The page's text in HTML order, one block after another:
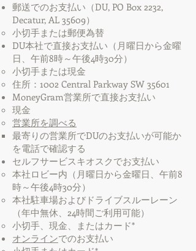
郵送でのお支払い（DU, PO Box 2232,
Decatur, AL 35609）
小切手または郵便為替
DU本社で直接お支払い（月曜日から金曜
日、午前8時～午後4時30分）
小切手または現金
住所：1002 Central Parkway SW 35601
MoneyGram営業所で直接お支払い
現金
営業所を調べる
最寄りの営業所でDUのお支払いが可能か
を電話で確認する
セルフサービスキオスクでお支払い
本社ロビー内（月曜日から金曜日、午前8
時～午後4時30分）
本社駐車場およびドライブスルーレーン
（年中無休、24時間ご利用可能）
小切手、現金、またはカード*
オンラインでのお支払い